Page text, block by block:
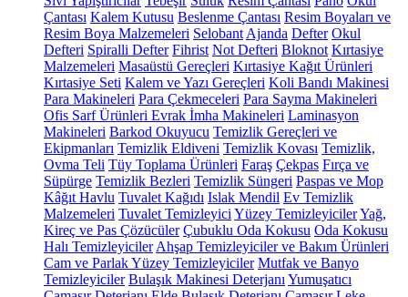
Çantası Kalem Kutusu Beslenme Çantası Resim Boyaları ve
Resim Boya Malzemeleri Selobant Ajanda Defter Okul
Defteri Spiralli Defter Fihrist Not Defteri Bloknot Kırtasiye
Malzemeleri Masaüstü Gereçleri Kırtasiye Kağıt Ürünleri
Kırtasiye Seti Kalem ve Yazı Gereçleri Koli Bandı Makinesi
Para Makineleri Para Çekmeceleri Para Sayma Makineleri
Ofis Sarf Ürünleri Evrak İmha Makineleri Laminasyon
Makineleri Barkod Okuyucu Temizlik Gereçleri ve
Ekipmanları Temizlik Eldiveni Temizlik Kovası Temizlik,
Ovma Teli Tüy Toplama Ürünleri Faraş Çekpas Fırça ve
Süpürge Temizlik Bezleri Temizlik Süngeri Paspas ve Mop
Kâğıt Havlu Tuvalet Kağıdı Islak Mendil Ev Temizlik
Malzemeleri Tuvalet Temizleyici Yüzey TemizleyicilerYağ,
Kireç ve Pas Çözücüler Çubuklu Oda Kokusu Oda Kokusu
Halı Temizleyiciler Ahşap Temizleyiciler ve Bakım Ürünleri
Cam ve Parlak Yüzey Temizleyiciler Mutfak ve Banyo
Temizleyiciler Bulaşık Makinesi Deterjanı Yumuşatıcı